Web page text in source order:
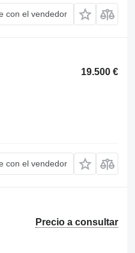
con el vendedor
19.500 €
con el vendedor
Precio a consultar